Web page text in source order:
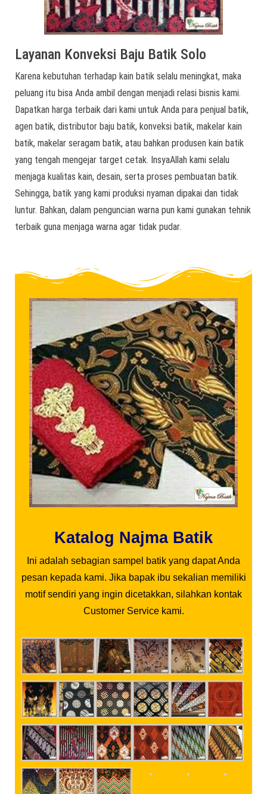
Layanan Konveksi Baju Batik Solo
Karena kebutuhan terhadap kain batik selalu meningkat, maka
peluang itu bisa Anda ambil dengan menjadi relasi bisnis kami.
Dapatkan harga terbaik dari kami untuk Anda para penjual batik,
agen batik, distributor baju batik, konveksi batik, makelar kain
batik, makelar seragam batik, atau bahkan produsen kain batik
yang tengah mengejar target cetak. InsyaAllah kami selalu
menjaga kualitas kain, desain, serta proses pembuatan batik.
Sehingga, batik yang kami produksi nyaman dipakai dan tidak
luntur. Bahkan, dalam penguncian warna pun kami gunakan tehnik
terbaik guna menjaga warna agar tidak pudar.
Katalog Najma Batik
Ini adalah sebagian sampel batik yang dapat Anda
pesan kepada kami. Jika bapak ibu sekalian memiliki
motif sendiri yang ingin dicetakkan, silahkan kontak
Customer Service kami.